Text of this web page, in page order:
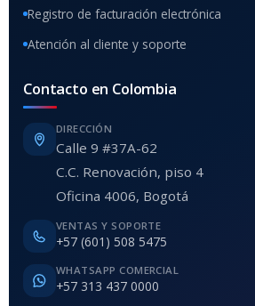
Registro de facturación electrónica
Atención al cliente y soporte
Contacto en Colombia
DIRECCIÓN
Calle 9 #37A-62
C.C. Renovación, piso 4
Oficina 4006, Bogotá
VENTAS Y SOPORTE
+57 (601) 508 5475
WHATSAPP COMERCIAL
+57 313 437 0000